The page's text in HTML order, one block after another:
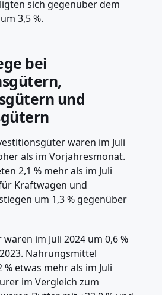
sich gegenüber dem
3,5 %.
bei
und
waren im Juli
als im Vorjahresmonat.
2,1 % mehr als im Juli
Kraftwagen und
um 1,3 % gegenüber
im Juli 2024 um 0,6 %
Nahrungsmittel
etwas mehr als im Juli
im Vergleich zum